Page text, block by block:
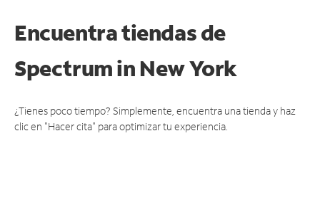
Encuentra tiendas de
Spectrumin New York
¿Tienes poco tiempo? Simplemente, encuentra una tienda y haz
clic en "Hacer cita" para optimizar tu experiencia.